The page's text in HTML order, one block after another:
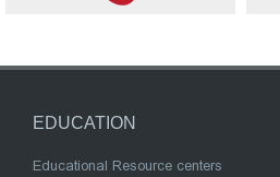
EDUCATION
Educational Resource centers